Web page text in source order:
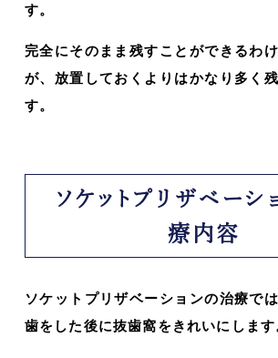
す。
完全にそのまま残すことができるわ
が、放置しておくよりはかなり多く
す。
ソケットプリザベーシ
療内容
ソケットプリザベーションの治療で
歯をした後に抜歯窩をきれいにします